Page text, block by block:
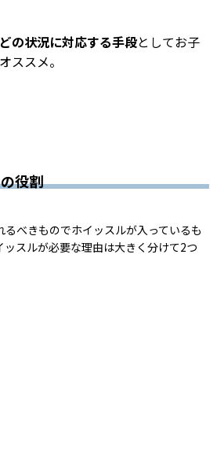
の状況に対応する手段としてお子
ススメ。
役割
べきものでホイッスルが入っているも
スルが必要な理由は大きく分けて2つ